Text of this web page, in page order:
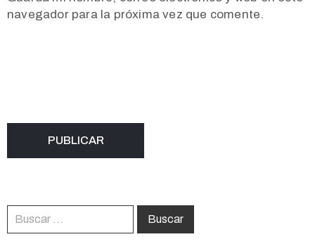
navegador para la próxima vez que comente.